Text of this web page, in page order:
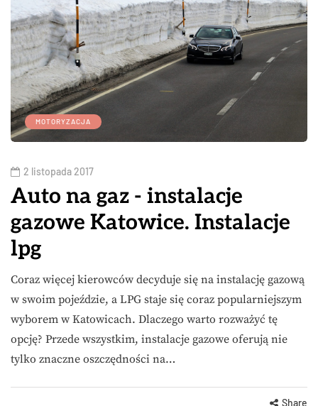
MOTORYZACJA
2 listopada 2017
Auto na gaz - instalacje
gazowe Katowice. Instalacje
lpg
Coraz więcej kierowców decyduje się na instalację gazową
w swoim pojeździe, a LPG staje się coraz popularniejszym
wyborem w Katowicach. Dlaczego warto rozważyć tę
opcję? Przede wszystkim, instalacje gazowe oferują nie
tylko znaczne oszczędności na…
Share